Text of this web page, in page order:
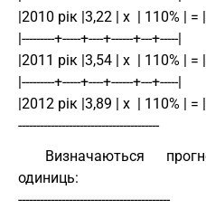
|2010 рік |3,22 | х  | 110% | =
|---------+-----+----+------+---+-----|
|2011 рік |3,54 | х  | 110% | =
|---------+-----+----+------+---+-----|
|2012 рік |3,89 | х  | 110% | =
---------------------------------------
Визначаються
одиниць:
------------------------------------------